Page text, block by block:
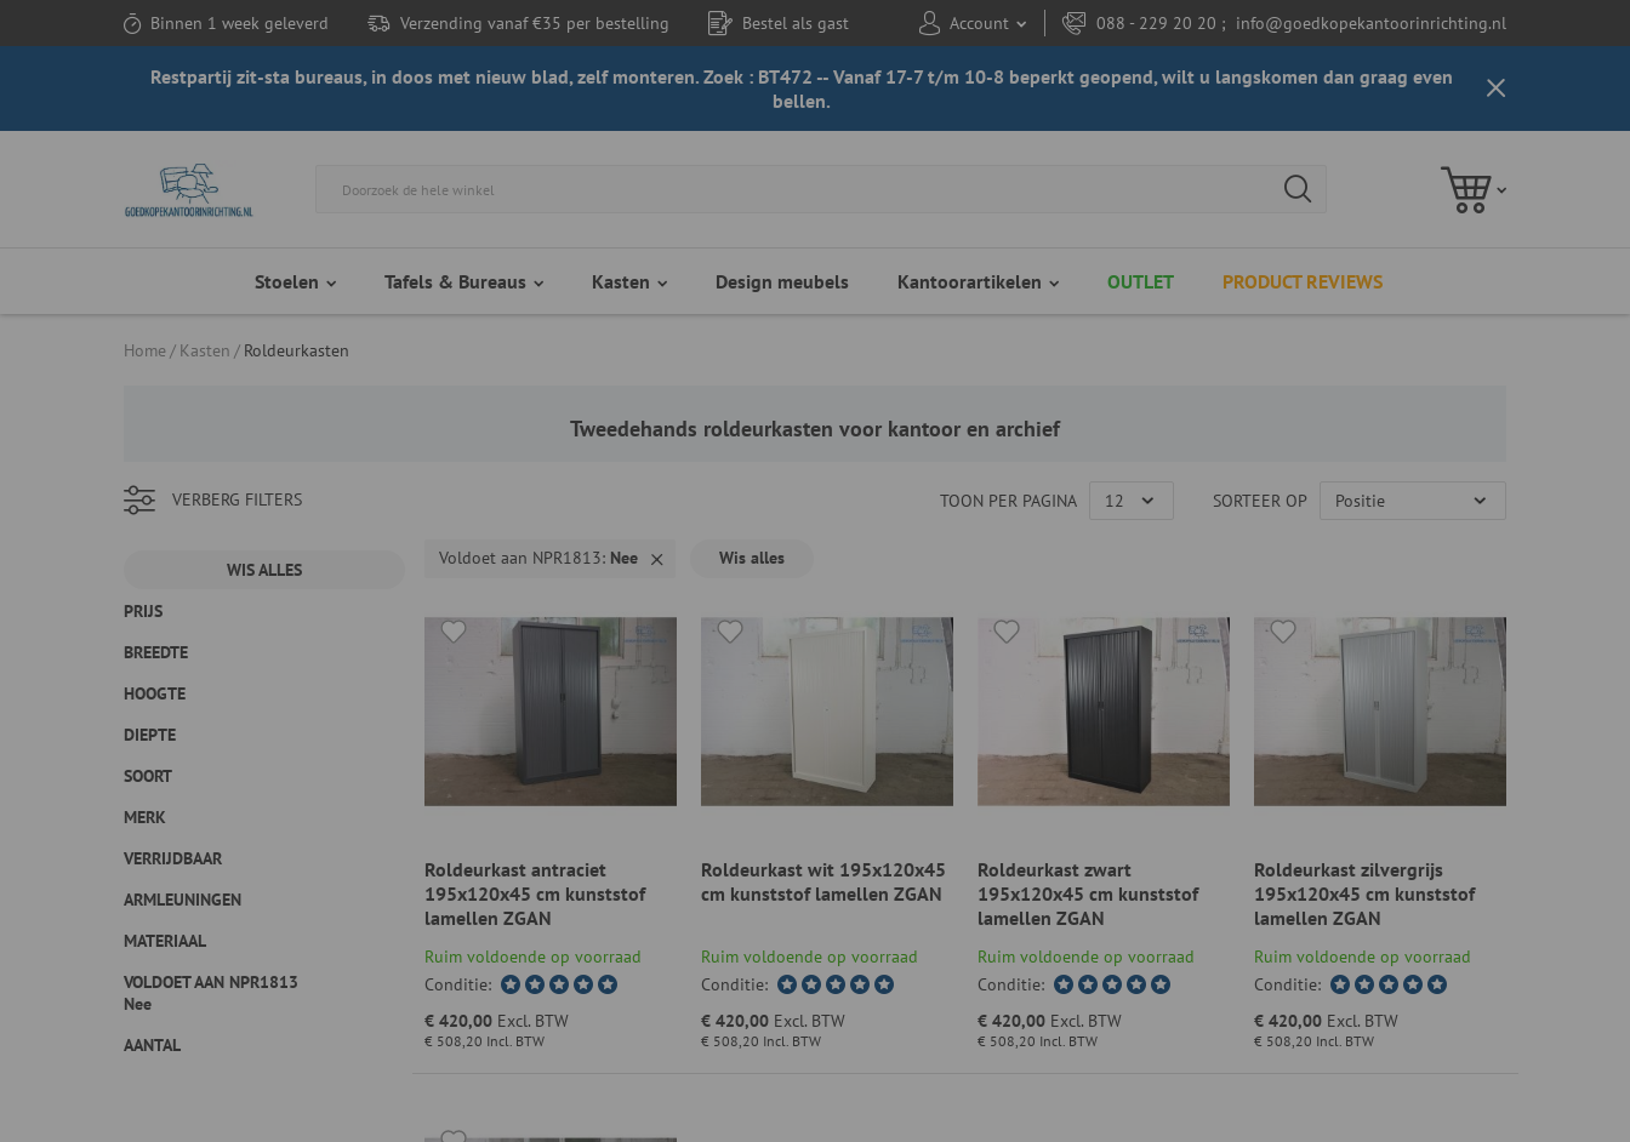
Binnen 1 week geleverd Verzending vanaf €35 per bestelling Bestel als gast Account 088 - 229 20 20 ; info@goedkopekantoorinrichting.nl
Restpartij zit-sta bureaus, in doos met nieuw blad, zelf monteren. Zoek : BT472 -- Vanaf 17-7 t/m 10-8 beperkt geopend, wilt u langskomen dan graag even
bellen.
Stoelen Tafels & Bureaus Kasten Design meubels Kantoorartikelen OUTLET PRODUCT REVIEWS
Home Kasten Roldeurkasten
Tweedehands roldeurkasten voor kantoor en archief
TOON PER PAGINA SORTEER OP
VERBERG FILTERS
Voldoet aan NPR1813 Nee Wis alles
Roldeurkast antraciet
195x120x45 cm kunststof
lamellen ZGAN
Ruim voldoende op voorraad
Conditie:
€ 508,20 Incl. BTW
€ 420,00 Excl. BTW
Roldeurkast wit 195x120x45
cm kunststof lamellen ZGAN
Ruim voldoende op voorraad
Conditie:
€ 508,20 Incl. BTW
€ 420,00 Excl. BTW
Roldeurkast zwart
195x120x45 cm kunststof
lamellen ZGAN
Ruim voldoende op voorraad
Conditie:
€ 508,20 Incl. BTW
€ 420,00 Excl. BTW
Roldeurkast zilvergrijs
195x120x45 cm kunststof
lamellen ZGAN
Ruim voldoende op voorraad
Conditie:
€ 508,20 Incl. BTW
€ 420,00 Excl. BTW
WIS ALLES
PRIJS
BREEDTE
HOOGTE
DIEPTE
SOORT
MERK
VERRIJDBAAR
ARMLEUNINGEN
MATERIAAL
VOLDOET AAN NPR1813
Nee
AANTAL